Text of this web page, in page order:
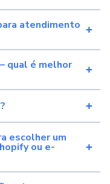
atendimento
qual é melhor
escolher um
ou e-